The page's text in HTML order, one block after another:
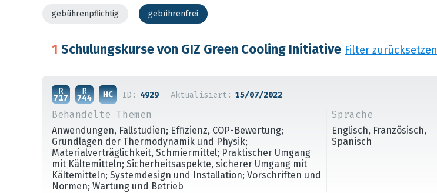
gebührenpflichtig gebührenfrei
1 Schulungskurse von GIZ Green Cooling Initiative Filter zurücksetzen
ID: 4929 Aktualisiert: 15/07/2022
Behandelte Themen
Anwendungen, Fallstudien; Effizienz, COP-Bewertung;
Grundlagen der Thermodynamik und Physik;
Materialverträglichkeit, Schmiermittel; Praktischer Umgang
mit Kältemitteln; Sicherheitsaspekte, sicherer Umgang mit
Kältemitteln; Systemdesign und Installation; Vorschriften und
Normen; Wartung und Betrieb
Sprache
Englisch, Französisch,
Spanisch